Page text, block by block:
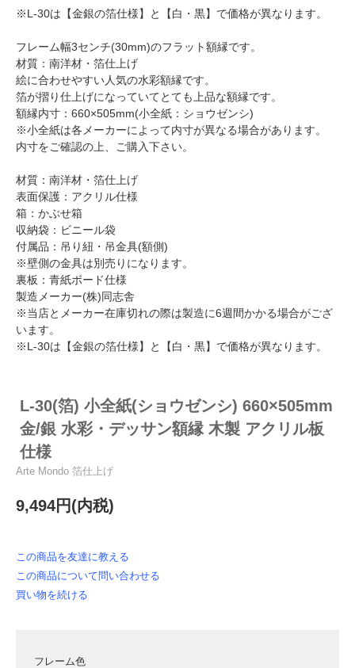
※L-30は【金銀の箔仕様】と【白・黒】で価格が異なります。
フレーム幅3センチ(30mm)のフラット額縁です。
材質：南洋材・箔仕上げ
絵に合わせやすい人気の水彩額縁です。
箔が摺り仕上げになっていてとても上品な額縁です。
額縁内寸：660×505mm(小全紙：ショウゼンシ)
※小全紙は各メーカーによって内寸が異なる場合があります。
内寸をご確認の上、ご購入下さい。
材質：南洋材・箔仕上げ
表面保護：アクリル仕様
箱：かぶせ箱
収納袋：ビニール袋
付属品：吊り紐・吊金具(額側)
※壁側の金具は別売りになります。
裏板：青紙ボード仕様
製造メーカー(株)同志舎
※当店とメーカー在庫切れの際は製造に6週間かかる場合がござ
います。
※L-30は【金銀の箔仕様】と【白・黒】で価格が異なります。
L-30(箔) 小全紙(ショウゼンシ) 660×505mm
金/銀 水彩・デッサン額縁 木製 アクリル板
仕様
Arte Mondo 箔仕上げ
9,494円(内税)
この商品を友達に教える
この商品について問い合わせる
買い物を続ける
フレーム色